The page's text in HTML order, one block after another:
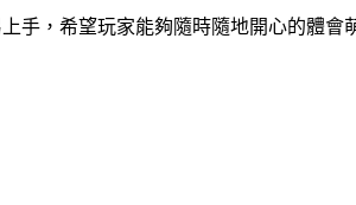
手，希望玩家能夠隨時隨地開心的體會